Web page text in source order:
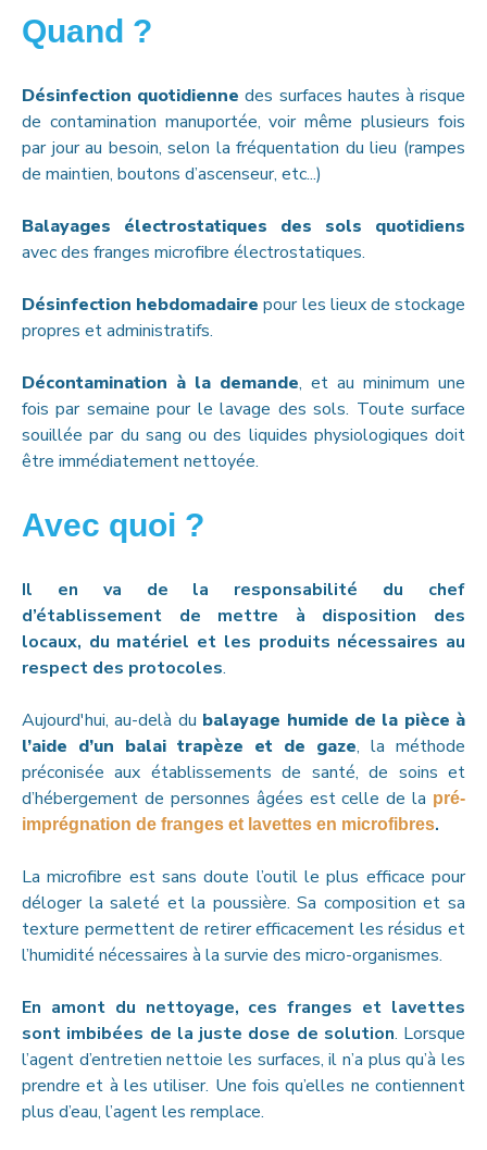
Quand ?
Désinfection quotidienne des surfaces hautes à risque
de contamination manuportée, voir même plusieurs fois
par jour au besoin, selon la fréquentation du lieu (rampes
de maintien, boutons d’ascenseur, etc...)
Balayages électrostatiques des sols quotidiens
avec des franges microfibre électrostatiques.
Désinfection hebdomadairepour les lieux de stockage
propres et administratifs.
Décontamination à la demande, et au minimum une
fois par semaine pour le lavage des sols. Toute surface
souillée par du sang ou des liquides physiologiques doit
être immédiatement nettoyée.
Avec quoi ?
Il en va de la responsabilité du chef
d’établissement de mettre à disposition des
locaux, du matériel et les produits nécessaires au
respect des protocoles.
Aujourd'hui, au-delà du balayage humide de la pièce à
l’aide d’un balai trapèze et de gaze, la méthode
préconisée aux établissements de santé, de soins et
d’hébergement de personnes âgées est celle de la pré-
imprégnation de franges et lavettes en microfibres.
La microfibre est sans doute l’outil le plus efficace pour
déloger la saleté et la poussière. Sa composition et sa
texture permettent de retirer efficacement les résidus et
l’humidité nécessaires à la survie des micro-organismes.
En amont du nettoyage, ces franges et lavettes
sont imbibées de la juste dose de solution. Lorsque
l’agent d’entretien nettoie les surfaces, il n’a plus qu’à les
prendre et à les utiliser. Une fois qu’elles ne contiennent
plus d’eau, l’agent les remplace.